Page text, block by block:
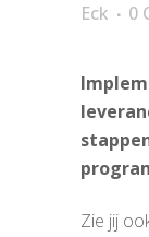
Eck
0
Zie jij